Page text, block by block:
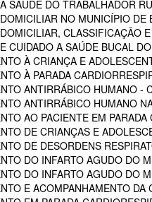
SAÚDE DO TRABALHADOR
NO MUNICÍPIO
CLASSIFICAÇÃO
CUIDADO A SAÚDE BUCAL
À CRIANÇA E
À PARADA
ANTIRRÁBICO HUMANO -
ANTIRRÁBICO HUMANO
AO PACIENTE EM
DE CRIANÇAS E
DE DESORDENS
DO INFARTO AGUDO DO
DO INFARTO AGUDO DO
E ACOMPANHAMENTO